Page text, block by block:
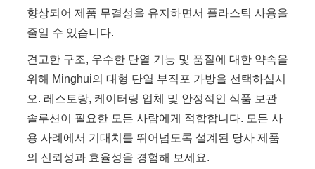
향상되어 제품 무결성을 유지하면서 플라스틱 사용을
줄일 수 있습니다.
견고한 구조, 우수한 단열 기능 및 품질에 대한 약속을
위해 Minghui의 대형 단열 부직포 가방을 선택하십시
오. 레스토랑, 케이터링 업체 및 안정적인 식품 보관
솔루션이 필요한 모든 사람에게 적합합니다. 모든 사
용 사례에서 기대치를 뛰어넘도록 설계된 당사 제품
의 신뢰성과 효율성을 경험해 보세요.